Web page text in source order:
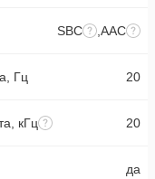
SBC AAC
Гц 20
кГц 20
да